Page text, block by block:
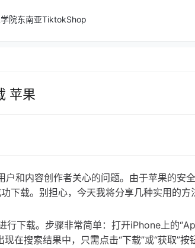
院东南亚TiktokShop
苹果
和内容创作者关心的问题。由于苹果的安全
下载。别担心，今天我将分享几种实用的方
下载。步骤非常简单：打开iPhone上的
在搜索结果中，只需点击“下载”或“获取”